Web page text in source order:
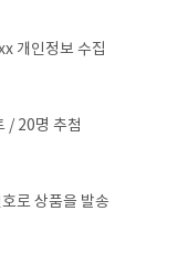
개인정보 수집
/ 20명 추첨
로 상품을 발송